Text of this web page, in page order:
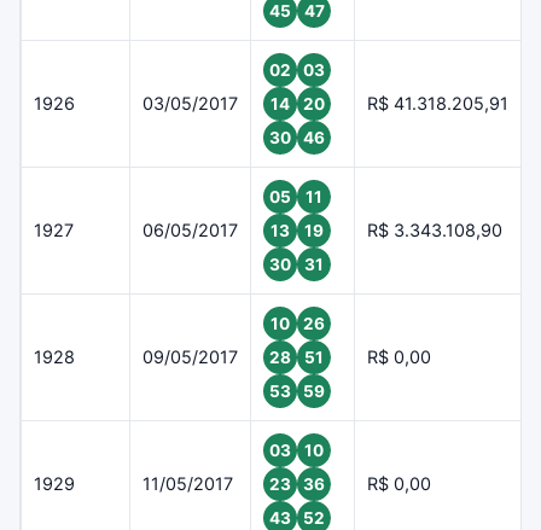
45
47
1926 03/05/2017
02
03
14
20
30
46
R$ 41.318.205,91
1927 06/05/2017
05
11
13
19
30
31
R$ 3.343.108,90
1928 09/05/2017
10
26
28
51
53
59
R$ 0,00
1929 11/05/2017
03
10
23
36
43
52
R$ 0,00